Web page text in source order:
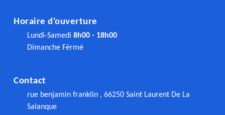
Horaire d'ouverture
Lundi-Samedi 8h00 - 18h00
Dimanche Férmé
Contact
rue benjamin franklin , 66250 Saint Laurent De La
Salanque